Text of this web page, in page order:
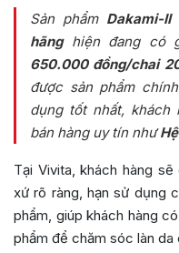
Sản phẩm Dakami-
hãnghiện đang có
650.000 đồng/chai
được sản phẩm
dụng tốt nhất, khách
bán hàng uy tín như
Tại Vivita, khách hàng
xứ rõ ràng, hạn sử dụng
phẩm, giúp khách hàng
phẩm để chăm sóc làn da